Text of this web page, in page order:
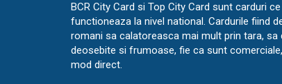
BCR City Card si Top City Card sunt carduri
functioneaza la nivel national. Cardurile fiind
romani sa calatoreasca mai mult prin tara,
deosebite si frumoase, fie ca sunt
mod direct.